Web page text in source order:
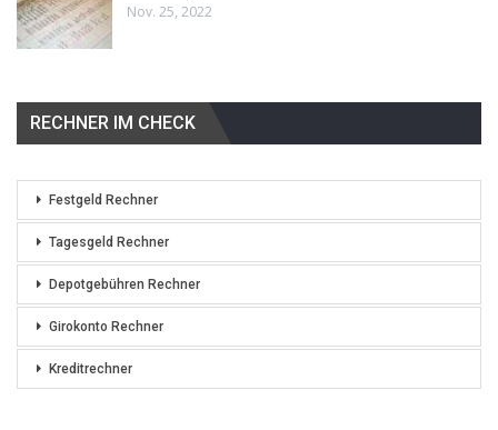
Nov. 25, 2022
RECHNER IM CHECK
Festgeld Rechner
Tagesgeld Rechner
Depotgebühren Rechner
Girokonto Rechner
Kreditrechner